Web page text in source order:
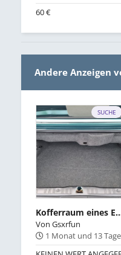
60 €
Andere Anzeigen
SUCHE
Kofferraum eines E30-
VonGsxrfun
1 Monat und 13 Tage